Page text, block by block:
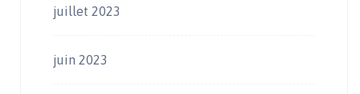
juillet 2023
juin 2023